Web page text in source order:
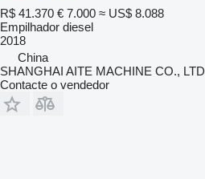
R$ 41.370 € 7.000 ≈ US$ 8.088
Empilhador diesel
2018
China
SHANGHAI AITE MACHINE CO., LTD
Contacte o vendedor